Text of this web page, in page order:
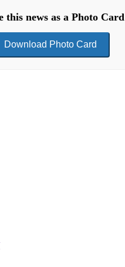
this news as a Photo Card
Download Photo Card